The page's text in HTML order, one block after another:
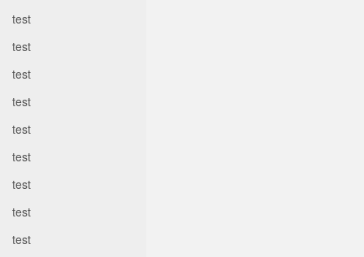
test
test
test
test
test
test
test
test
test